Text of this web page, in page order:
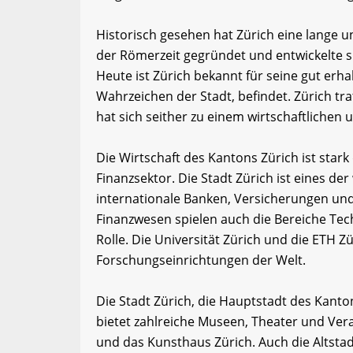
Historisch gesehen hat Zürich eine lange
der Römerzeit gegründet und entwickelte
Heute ist Zürich bekannt für seine gut
Wahrzeichen der Stadt, befindet. Zürich
hat sich seither zu einem wirtschaftlichen
Die Wirtschaft des Kantons Zürich ist
Finanzsektor. Die Stadt Zürich ist eines
internationale Banken, Versicherungen
Finanzwesen spielen auch die Bereiche
Rolle. Die Universität Zürich und die ETH
Forschungseinrichtungen der Welt.
Die Stadt Zürich, die Hauptstadt des
bietet zahlreiche Museen, Theater und
und das Kunsthaus Zürich. Auch die